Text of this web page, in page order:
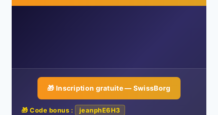
🎁 Inscription gratuite — SwissBorg
🎁 Code bonus : jeanphE6H3